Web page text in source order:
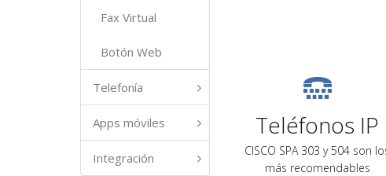
Fax Virtual
Botón Web
Telefonía
Apps móviles
Integración
Teléfonos IP
CISCO SPA 303 y 504 son
más recomendables